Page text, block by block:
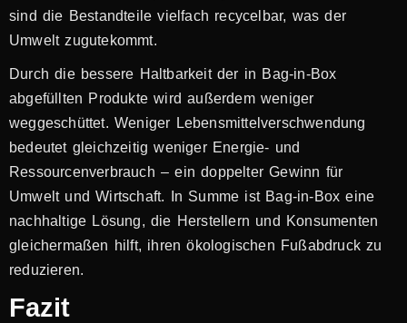
sind die Bestandteile vielfach recycelbar, was der
Umwelt zugutekommt.
Durch die bessere Haltbarkeit der in Bag-in-Box
abgefüllten Produkte wird außerdem weniger
weggeschüttet. Weniger Lebensmittelverschwendung
bedeutet gleichzeitig weniger Energie- und
Ressourcenverbrauch – ein doppelter Gewinn für
Umwelt und Wirtschaft. In Summe ist Bag-in-Box eine
nachhaltige Lösung, die Herstellern und Konsumenten
gleichermaßen hilft, ihren ökologischen Fußabdruck zu
reduzieren.
Fazit